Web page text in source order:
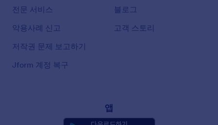
전문 서비스
악용사례 신고
저작권 문제 보고하기
Jform 계정 복구
블로그
고객 스토리
앱